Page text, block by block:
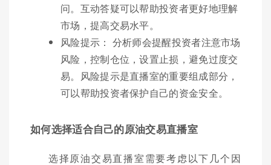
问。互动答疑可以帮助投资者更好地理解
市场，提高交易水平。
风险提示： 分析师会提醒投资者注意市场
风险，控制仓位，设置止损，避免过度交
易。风险提示是直播室的重要组成部分，
可以帮助投资者保护自己的资金安全。
如何选择适合自己的原油交易直播室
选择原油交易直播室需要考虑以下几个因